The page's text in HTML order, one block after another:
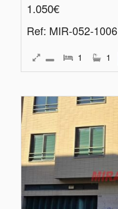
1.050€
Ref: MIR-052-1006
1 1